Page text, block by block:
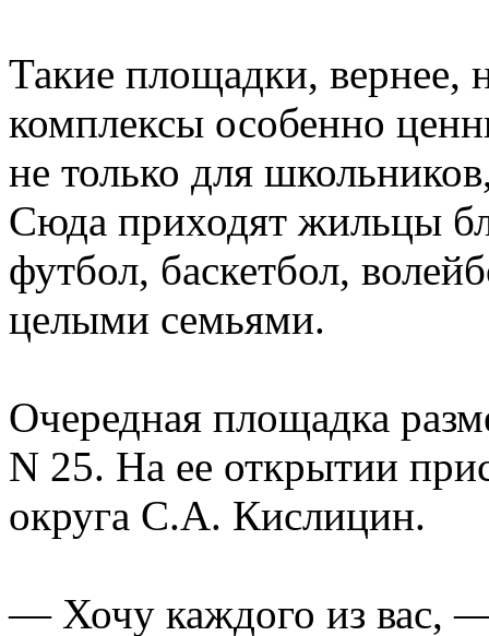
Такие площадки, вернее,
комплексы особенно
не только для
Сюда приходят жильцы
футбол, баскетбол,
целыми семьями.
Очередная площадка
N 25. На ее открытии
округа С.А. Кислицин.
— Хочу каждого из вас, —